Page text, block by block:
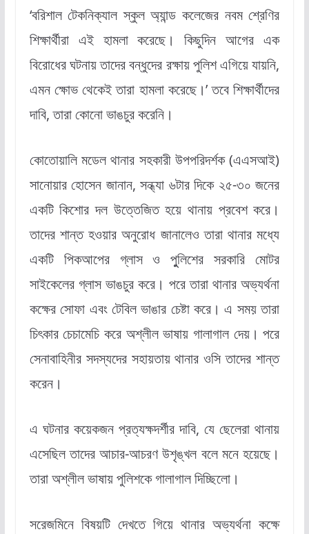
‘বরিশাল টেকনিক্যাল স্কুল অ্যান্ড কলেজের নবম শ্রেণির
শিক্ষার্থীরা এই হামলা করেছে। কিছুদিন আগের এক
বিরোধের ঘটনায় তাদের বন্ধুদের রক্ষায় পুলিশ এগিয়ে যায়নি,
এমন ক্ষোভ থেকেই তারা হামলা করেছে।’ তবে শিক্ষার্থীদের
দাবি, তারা কোনো ভাঙচুর করেনি।
কোতোয়ালি মডেল থানার সহকারী উপপরিদর্শক (এএসআই)
সানোয়ার হোসেন জানান, সন্ধ্যা ৬টার দিকে ২৫-৩০ জনের
একটি কিশোর দল উত্তেজিত হয়ে থানায় প্রবেশ করে।
তাদের শান্ত হওয়ার অনুরোধ জানালেও তারা থানার মধ্যে
একটি পিকআপের গ্লাস ও পুুলিশের সরকারি মোটর
সাইকেলের গ্লাস ভাঙচুর করে। পরে তারা থানার অভ্যর্থনা
কক্ষের সোফা এবং টেবিল ভাঙার চেষ্টা করে। এ সময় তারা
চিৎকার চেচামেচি করে অশ্লীল ভাষায় গালাগাল দেয়। পরে
সেনাবাহিনীর সদস্যদের সহায়তায় থানার ওসি তাদের শান্ত
করেন।
এ ঘটনার কয়েকজন প্রত্যক্ষদর্শীর দাবি, যে ছেলেরা থানায়
এসেছিল তাদের আচার-আচরণ উশৃঙ্খল বলে মনে হয়েছে।
তারা অশ্লীল ভাষায় পুলিশকে গালাগাল দিচ্ছিলো।
সরেজমিনে বিষয়টি দেখতে গিয়ে থানার অভ্যর্থনা কক্ষে